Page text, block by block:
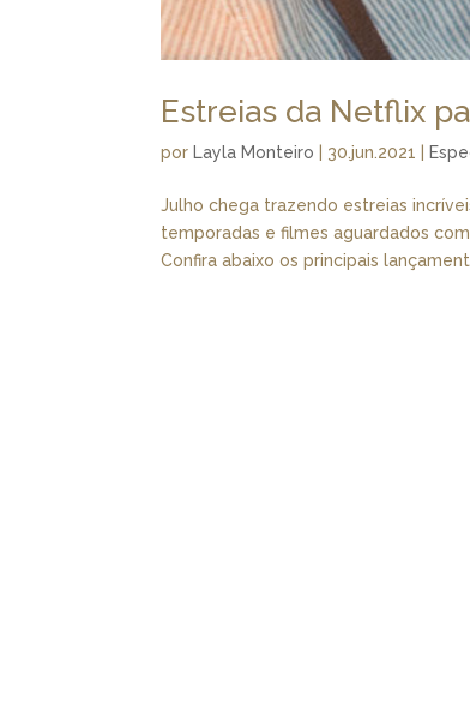
Estreias da Netflix
por Layla Monteiro 30.jun.2021
Julho chega trazendo estreias
temporadas e filmes aguardados
Confira abaixo os principais